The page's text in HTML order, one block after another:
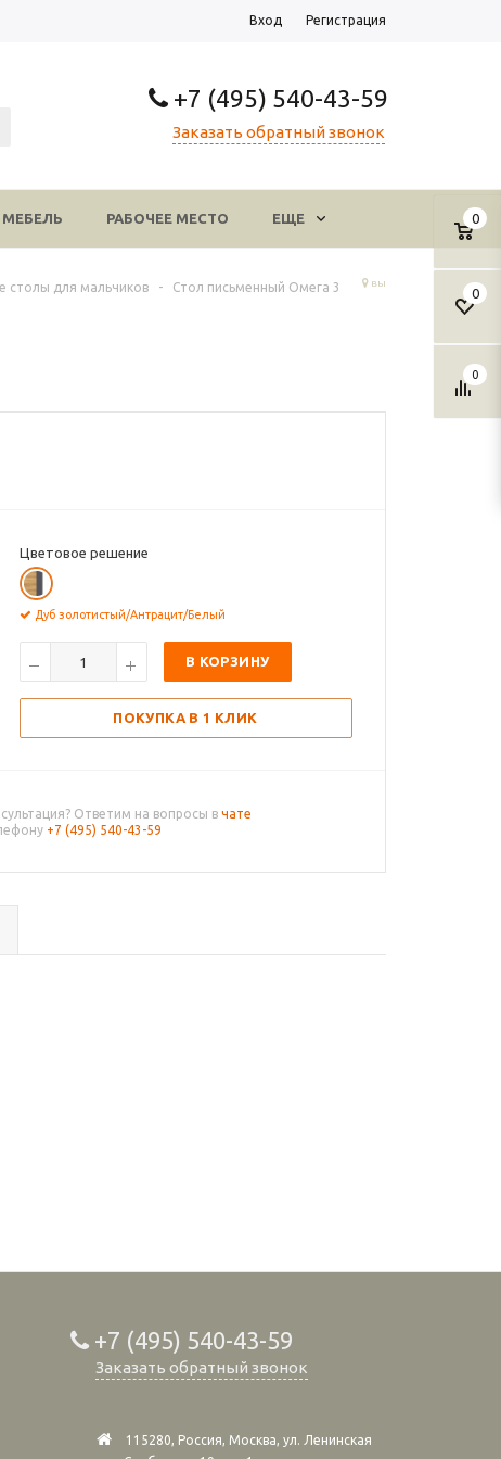
Вход Регистрация
+7 (495) 540-43-59
Заказать обратный звонок
0
0
0
РАБОЧЕЕ МЕСТО ЕЩЕ
столы для мальчиков - Стол письменный Омега 3 вы
Цветовое решение
Дуб золотистый/Антрацит/Белый
В КОРЗИНУ
ПОКУПКА В 1 КЛИК
Ответим на вопросы в чате
+7 (495) 540-43-59
+7 (495) 540-43-59
Заказать обратный звонок
115280, Россия, Москва, ул. Ленинская